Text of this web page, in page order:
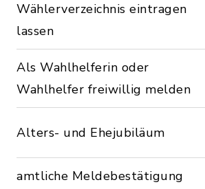
Wählerverzeichnis eintragen
lassen
Als Wahlhelferin oder
Wahlhelfer freiwillig melden
Alters- und Ehejubiläum
amtliche Meldebestätigung